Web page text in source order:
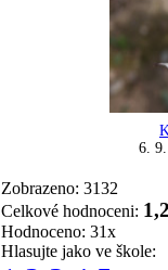
6.
Zobrazeno: 3132
Celkové hodnoceni:
Hodnoceno: 31x
Hlasujte jako ve škole: